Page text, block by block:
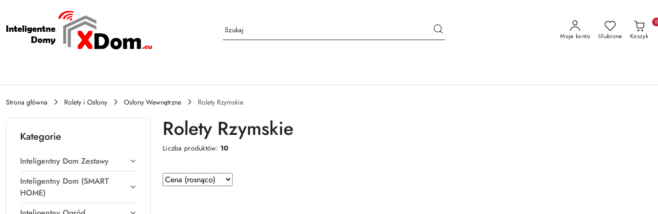
Przejdź do treści głównej
Przejdź do wyszukiwarki
Przejdź do moje konto
Przejdź do menu głównego
Przejdź do stopki
Moje konto Ulubione Koszyk
0
Strona główna Rolety i Osłony Osłony Wewnętrzne Rolety Rzymskie
Kategorie
Inteligentny Dom Zestawy
Inteligentny Dom (SMART
HOME)
Rolety Rzymskie
Liczba produktów: 10
Zastosowano
sortowanie:
Sortuj
według